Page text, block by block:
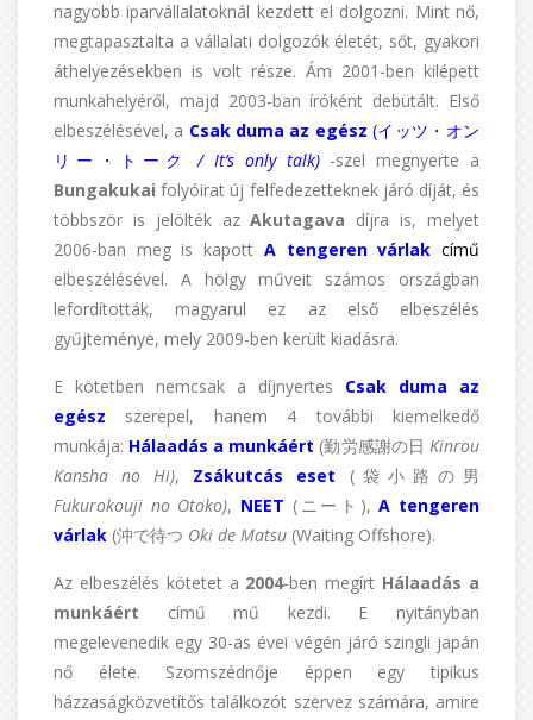
nagyobb iparvállalatoknál kezdett el dolgozni. Mint nő,
megtapasztalta a vállalati dolgozók életét, sőt, gyakori
áthelyezésekben is volt része. Ám 2001-ben kilépett
munkahelyéről, majd 2003-ban íróként debütált. Első
elbeszélésével, a Csak duma az egész (イッツ・オン
リー・トーク/It’s only talk) -szel megnyerte a
Bungakukaifolyóirat új felfedezetteknek járó díját, és
többször is jelölték azAkutagava díjra is, melyet
2006-ban meg is kapott A tengeren várlakcímű
elbeszélésével. A hölgy műveit számos országban
lefordították, magyarul ez az első elbeszélés
gyűjteménye, mely 2009-ben került kiadásra.
E kötetben nemcsak a díjnyertes Csak duma az
egész szerepel, hanem 4 további kiemelkedő
munkája: Hálaadás a munkáért (勤労感謝の日 Kinrou
Kansha no Hi), Zsákutcás eset (袋小路の男
Fukurokouji no Otoko), NEET (ニート),A tengeren
várlak (沖で待つ Oki de Matsu (Waiting Offshore).
Az elbeszélés kötetet a 2004-ben megírt Hálaadás a
munkáért című mű kezdi. E nyitányban
megelevenedik egy 30-as évei végén járó szingli japán
nő élete. Szomszédnője éppen egy tipikus
házzaságközvetítős találkozót szervez számára, amire